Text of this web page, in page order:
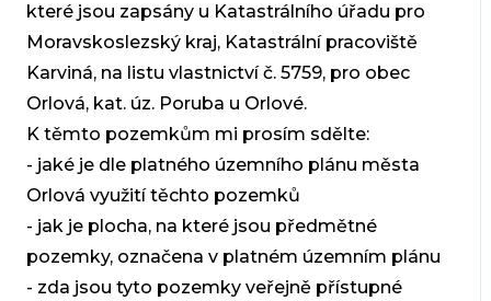
které jsou zapsány u Katastrálního úřadu pro
Moravskoslezský kraj, Katastrální pracoviště
Karviná, na listu vlastnictví č. 5759, pro obec
Orlová, kat. úz. Poruba u Orlové.
K těmto pozemkům mi prosím sdělte:
- jaké je dle platného územního plánu města
Orlová využití těchto pozemků
- jak je plocha, na které jsou předmětné
pozemky, označena v platném územním plánu
- zda jsou tyto pozemky veřejně přístupné